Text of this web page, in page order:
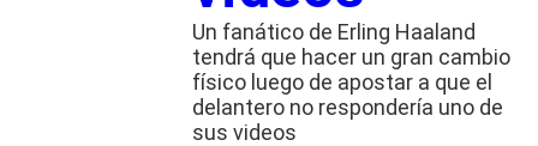
Un fanático de Erling Haaland
tendrá que hacer un gran cambio
físico luego de apostar a que el
delantero no respondería uno de
sus videos